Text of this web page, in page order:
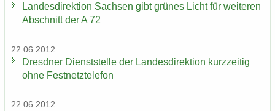
Lan­des­di­rek­ti­on Sach­sen gibt grü­nes Licht für wei­te­ren
Ab­schnitt der A 72
22.06.2012
Dresd­ner Dienst­stel­le der Lan­des­di­rek­ti­on kurz­zei­tig
ohne Fest­netz­te­le­fon
22.06.2012